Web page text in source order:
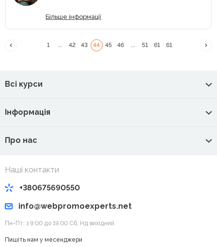
Більше інформації
1 ... 42 43 44 45 46 ... 51 61 61
Всі курси
Інформація
Про нас
Наші контакти
+380675690550
info@webpromoexperts.net
Пн-Пт: з 9:00 до 19:00 Cб, Нд вихідний
Пишіть нам у месенджери